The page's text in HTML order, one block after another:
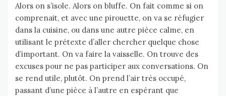
Alors on s’isole. Alors on bluffe. On fait comme si on
comprenait, et avec une pirouette, on va se réfugier
dans la cuisine, ou dans une autre pièce calme, en
utilisant le prétexte d’aller chercher quelque chose
d’important. On va faire la vaisselle. On trouve des
excuses pour ne pas participer aux conversations. On
se rend utile, plutôt. On prend l’air très occupé,
passant d’une pièce à l’autre en espérant que